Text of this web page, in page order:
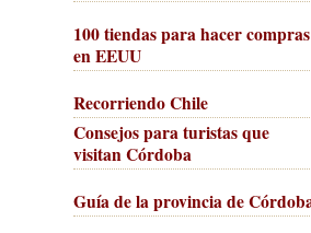
100 tiendas para hacer compras
en EEUU
Recorriendo Chile
Consejos para turistas que
visitan Córdoba
Guía de la provincia de